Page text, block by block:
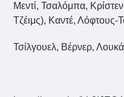
Μεντί, Τσαλόμπα,
Τζέιμς), Καντέ, Λόφτους-
Τσίλγουελ, Βέρνερ,